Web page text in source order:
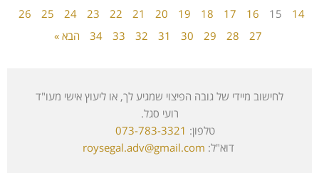
14
15
16
17
18
19
20
21
22
23
24
25
26
27
28
29
30
31
32
33
34 הבא »
לחישוב מיידי של גובה הפיצוי שמגיע לך, או ליעוץ אישי מעו"ד
רועי סגל.
טלפון: 073-783-3321
דוא"ל: roysegal.adv@gmail.com